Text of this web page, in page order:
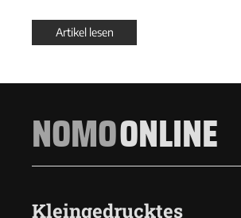
Artikel lesen
NOMOONLINE
Kleingedrucktes